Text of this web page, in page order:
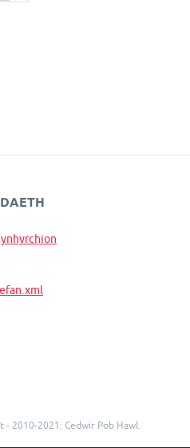
2010-2021: Cedwir Pob Hawl.